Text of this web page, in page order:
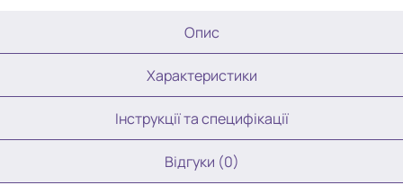
Опис
Характеристики
Інструкції та специфікації
Відгуки (0)